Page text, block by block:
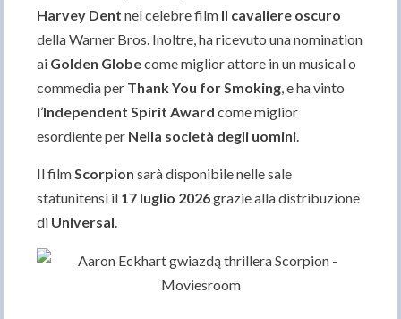
Harvey Dent nel celebre film Il cavaliere oscuro
della Warner Bros. Inoltre, ha ricevuto una nomination
ai Golden Globecome miglior attore in un musical o
commedia per Thank You for Smoking, e ha vinto
l’Independent Spirit Award come miglior
esordiente per Nella società degli uomini.
Il filmScorpion sarà disponibile nelle sale
statunitensi il 17 luglio 2026grazie alla distribuzione
di Universal.